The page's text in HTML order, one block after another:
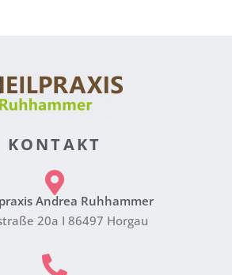
KONTAKT
Andrea Ruhhammer
20a I 86497 Horgau